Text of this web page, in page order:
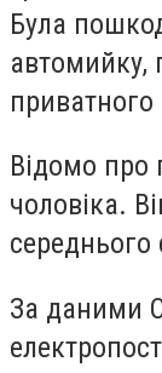
Була
автомийку,
приватного
Відомо про
чоловіка.
середнього
За даними